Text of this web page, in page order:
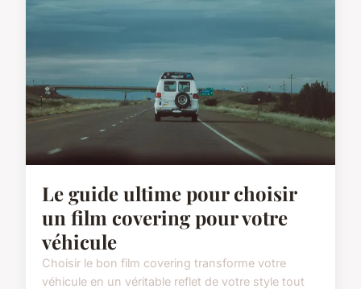
Le guide ultime pour choisir
un film covering pour votre
véhicule
Choisir le bon film covering transforme votre
véhicule en un véritable reflet de votre style tout